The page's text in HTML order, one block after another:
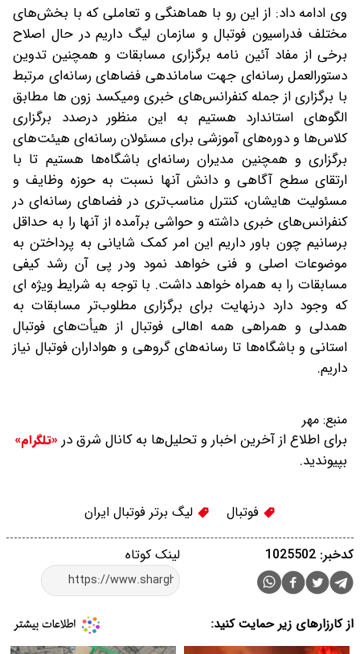
وی ادامه داد: از این رو با هماهنگی و تعاملی که با بخش‌های
مختلف فدراسیون فوتبال و سازمان لیگ داریم در حال اصلاح
برخی از مفاد آئین نامه برگزاری مسابقات و همچنین تدوین
دستورالعمل رسانه‌ای جهت ساماندهی فضاهای رسانه‌ای مرتبط
با برگزاری از جمله کنفرانس‌های خبری ومیکسد زون ها مطابق
الگوهای استاندارد هستیم به این منظور درصدد برگزاری
کلاس‌ها و دوره‌های آموزشی برای مسئولان رسانه‌ای هیئت‌های
برگزاری و همچنین مدیران رسانه‌ای باشگاه‌ها هستیم تا با
ارتقای سطح آگاهی و دانش آنها نسبت به حوزه وظایف و
مسئولیت هایشان، کنترل مناسب‌تری در فضاهای رسانه‌ای در
کنفرانس‌های خبری داشته و حواشی برآمده از آنها را به حداقل
برسانیم چون باور داریم این امر کمک شایانی به پرداختن به
موضوعات اصلی و فنی خواهد نمود ودر پی آن رشد کیفی
مسابقات را به همراه خواهد داشت. با توجه به شرایط ویژه ای
که وجود دارد درنهایت برای برگزاری مطلوب‌تر مسابقات به
همدلی و همراهی همه اهالی فوتبال از هیأت‌های فوتبال
استانی و باشگاه‌ها تا رسانه‌های گروهی و هواداران فوتبال نیاز
داریم.
منبع: مهر
برای اطلاع از آخرین اخبار و تحلیل‌ها به کانال شرق در «تلگرام»
بپیوندید.
فوتبال لیگ برتر فوتبال ایران
لینک کوتاه کدخبر: 1025502
از کارزارهای زیر حمایت کنید: